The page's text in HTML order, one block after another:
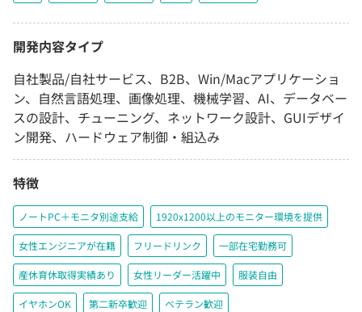
開発内容タイプ
自社製品/自社サービス、B2B、Win/Macアプリケーショ
ン、自然言語処理、画像処理、機械学習、AI、データベー
スの設計、チューニング、ネットワーク設計、GUIデザイ
ン開発、ハードウェア制御・組込み
特徴
ノートPC＋モニタ別途支給 1920x1200以上のモニター環境を提供
女性エンジニアが在籍 フリードリンク 一部在宅勤務可
産休育休取得実績あり 女性リーダー活躍中 服装自由
イヤホンOK 第二新卒歓迎 ベテラン歓迎